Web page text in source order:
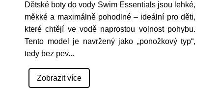
Dětské boty do vody Swim Essentials jsou lehké,
měkké a maximálně pohodlné – ideální pro děti,
které chtějí ve vodě naprostou volnost pohybu.
Tento model je navržený jako „ponožkový typ“,
tedy bez pev...
Zobrazit více